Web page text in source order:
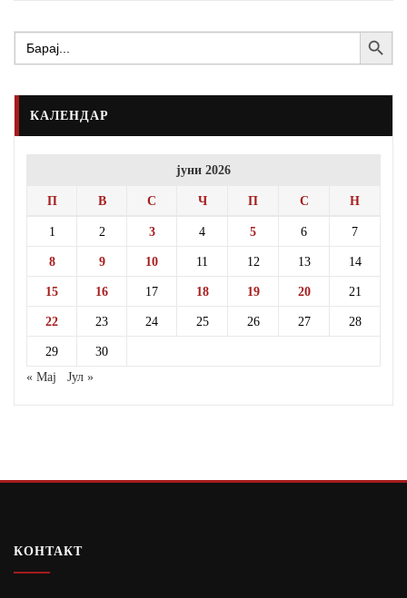
Search
for:
Search Button
КАЛЕНДАР
јуни 2026
П В С Ч П С Н
1 2 3 4 5 6 7
8 9 10 11 12 13 14
15 16 17 18 19 20 21
22 23 24 25 26 27 28
29
30
« Мај
Јул »
КОНТАКТ